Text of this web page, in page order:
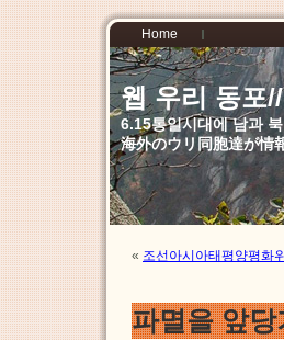
Home
웹 우리 동포
6.15통일시대에 남과
海外のウリ同胞達が情
« 조선아시아태평양평화
파멸을 앞